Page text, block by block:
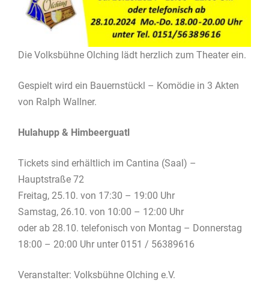
Die Volksbühne Olching lädt herzlich zum Theater ein.
Gespielt wird ein Bauernstückl – Komödie in 3 Akten
von Ralph Wallner.
Hulahupp & Himbeerguatl
Tickets sind erhältlich im Cantina (Saal) –
Hauptstraße 72
Freitag, 25.10. von 17:30 – 19:00 Uhr
Samstag, 26.10. von 10:00 – 12:00 Uhr
oder ab 28.10. telefonisch von Montag – Donnerstag
18:00 – 20:00 Uhr unter 0151 / 56389616
Veranstalter: Volksbühne Olching e.V.